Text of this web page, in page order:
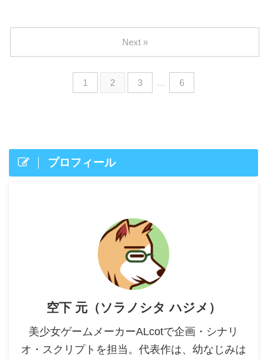
1 2 3 … 6
Next »
プロフィール
空下 元（ソラノシタ ハジメ）
美少女ゲームメーカーALcotで企画・シナリ
オ・スクリプトを担当。代表作は、幼なじみは